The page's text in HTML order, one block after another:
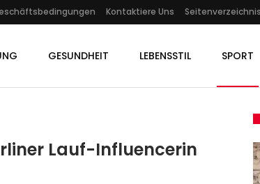
Kontaktiere Uns Seitenverzeichnis
GESUNDHEIT LEBENSSTIL SPORT
Lauf-Influencerin